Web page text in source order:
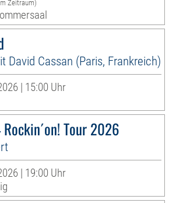
Zeitraum)
David Cassan (Paris, Frankreich)
| 15:00 Uhr
Tour 2026
| 19:00 Uhr